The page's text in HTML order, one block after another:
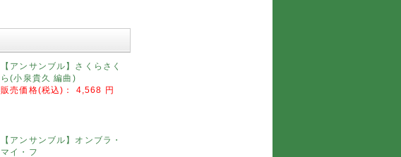
【アンサンブル】さくらさく
ら(小泉貴久 編曲)
販売価格(税込)：
4,568 円
【アンサンブル】オンブラ・
マイ・フ